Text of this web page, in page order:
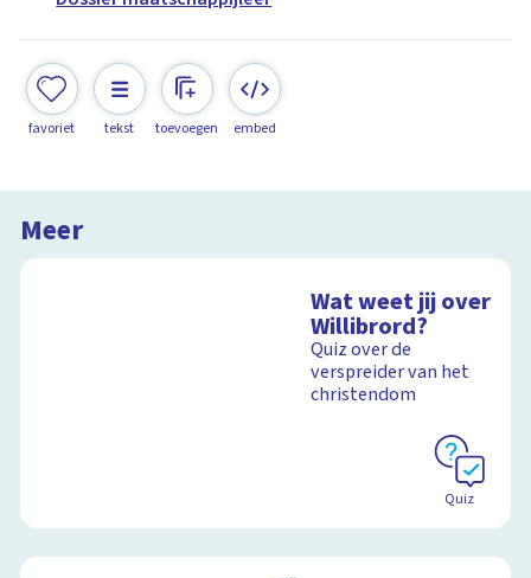
favoriet tekst toevoegen embed
Meer
Wat weet jij over
Willibrord?
Quiz over de
verspreider van het
christendom
Quiz